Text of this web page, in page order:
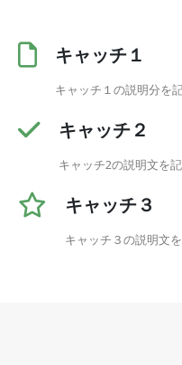
キャッチ１
キャッチ１の説明分を
キャッチ２
キャッチ2の説明文を
キャッチ３
キャッチ３の説明文